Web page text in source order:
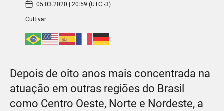
05.03.2020 | 20:59 (UTC -3)
Cultivar
Depois de oito anos mais concentrada na
atuação em outras regiões do Brasil
como Centro Oeste, Norte e Nordeste, a